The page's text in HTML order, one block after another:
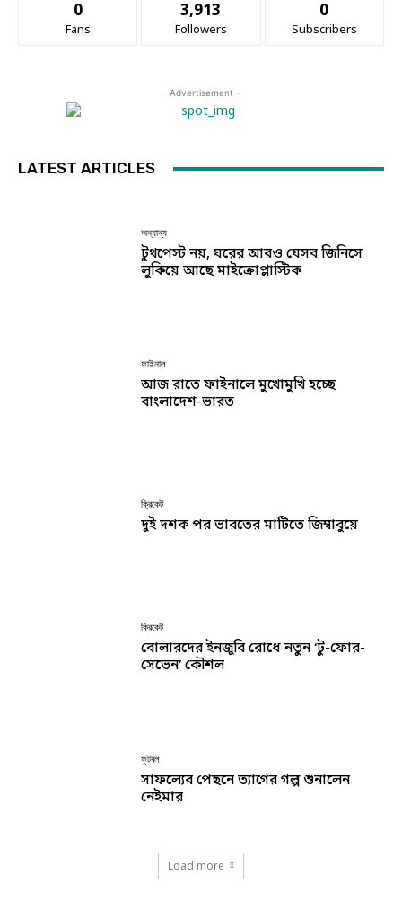
0
Fans
3,913
Followers
0
Subscribers
- Advertisement -
LATEST ARTICLES
অন্যান্য
টুথপেস্ট নয়, ঘরের আরও যেসব জিনিসে
লুকিয়ে আছে মাইক্রোপ্লাস্টিক
ফাইনাল
আজ রাতে ফাইনালে মুখোমুখি হচ্ছে
বাংলাদেশ-ভারত
ক্রিকেট
দুই দশক পর ভারতের মাটিতে জিম্বাবুয়ে
ক্রিকেট
বোলারদের ইনজুরি রোধে নতুন ‘টু-ফোর-
সেভেন’ কৌশল
ফুটবল
সাফল্যের পেছনে ত্যাগের গল্প শুনালেন
নেইমার
Load more